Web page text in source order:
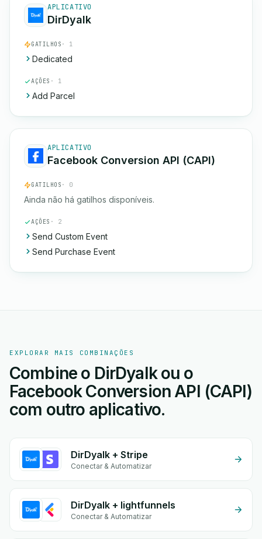
APLICATIVO
DirDyalk
GATILHOS · 1
Dedicated
AÇÕES · 1
Add Parcel
APLICATIVO
Facebook Conversion API (CAPI)
GATILHOS · 0
Ainda não há gatilhos disponíveis.
AÇÕES · 2
Send Custom Event
Send Purchase Event
EXPLORAR MAIS COMBINAÇÕES
Combine o DirDyalk ou o
Facebook Conversion API (CAPI)
com outro aplicativo.
DirDyalk + Stripe
Conectar & Automatizar
DirDyalk + lightfunnels
Conectar & Automatizar